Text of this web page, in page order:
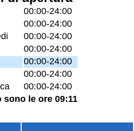
00:00-24:00
00:00-24:00
00:00-24:00
00:00-24:00
00:00-24:00
00:00-24:00
00:00-24:00
sono le ore 09:11